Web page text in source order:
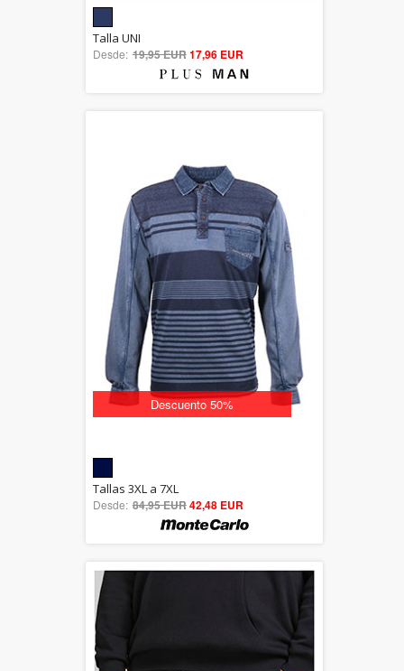
out of 5
Talla UNI
Desde: 19,95 EUR17,96 EUR
Descuento 50%
5.00
out of 5
Tallas 3XL a 7XL
Desde: 84,95 EUR42,48 EUR